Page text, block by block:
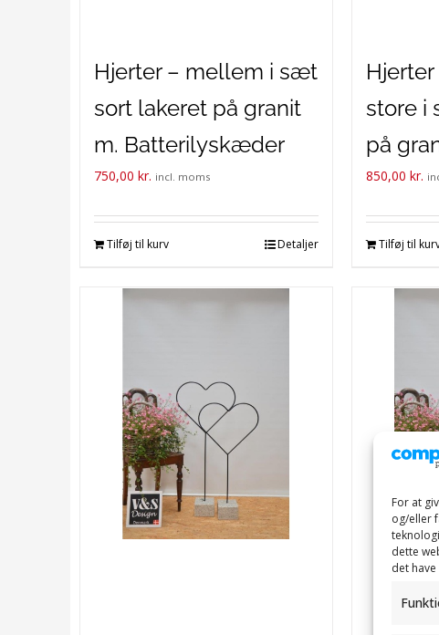
For at
og/eller
dette
det
Hjerter – mellem i sæt
sort lakeret på granit
m. Batterilyskæder
750,00 kr. incl. moms
Tilføj til kurv Detaljer
store i
på
850,00 kr.
Tilføj til